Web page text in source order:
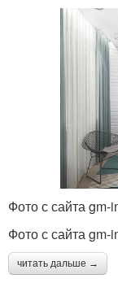
Фото с сайта gm-
Фото с сайта gm-
читать дальше →